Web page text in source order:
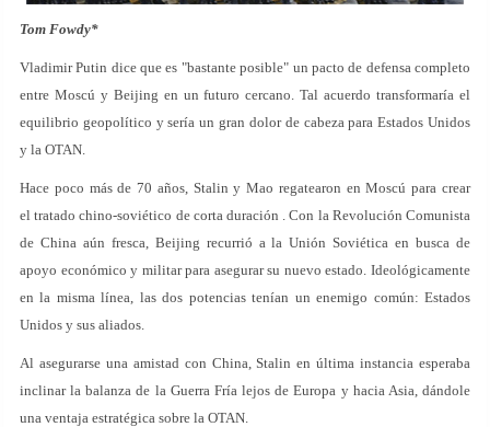
Tom Fowdy*
Vladimir Putin dice que es "bastante posible" un pacto de defensa completo
entre Moscú y Beijing en un futuro cercano. Tal acuerdo transformaría el
equilibrio geopolítico y sería un gran dolor de cabeza para Estados Unidos
y la OTAN.
Hace poco más de 70 años, Stalin y Mao regatearon en Moscú para crear
el tratado chino-soviético de corta duración . Con la Revolución Comunista
de China aún fresca, Beijing recurrió a la Unión Soviética en busca de
apoyo económico y militar para asegurar su nuevo estado. Ideológicamente
en la misma línea, las dos potencias tenían un enemigo común: Estados
Unidos y sus aliados.
Al asegurarse una amistad con China, Stalin en última instancia esperaba
inclinar la balanza de la Guerra Fría lejos de Europa y hacia Asia, dándole
una ventaja estratégica sobre la OTAN.